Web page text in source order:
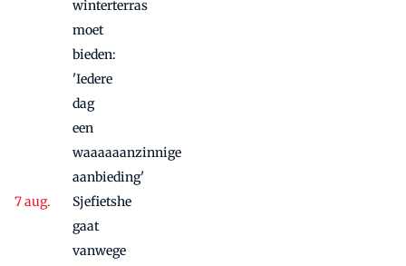
winterterras
moet
bieden:
'Iedere
dag
een
waaaaaanzinnige
aanbieding'
Sjefietshe
gaat
vanwege